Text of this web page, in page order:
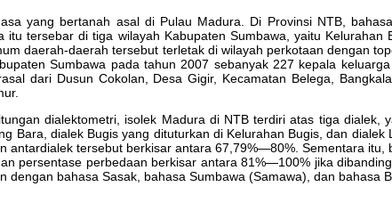
yang bertanah asal di Pulau Madura. Di Provinsi NTB,
itu tersebar di tiga wilayah Kabupaten Sumbawa, yaitu Kelurahan
daerah-daerah tersebut terletak di wilayah perkotaan dengan
Sumbawa pada tahun 2007 sebanyak 227 kepala
dari Dusun Cokolan, Desa Gigir, Kecamatan Belega,
dialektometri, isolek Madura di NTB terdiri atas tiga dialek,
Bara, dialek Bugis yang dituturkan di Kelurahan Bugis, dan dialek
antardialek tersebut berkisar antara 67,79%—80%. Sementara itu,
persentase perbedaan berkisar antara 81%—100% jika
dengan bahasa Sasak, bahasa Sumbawa (Samawa), dan bahasa